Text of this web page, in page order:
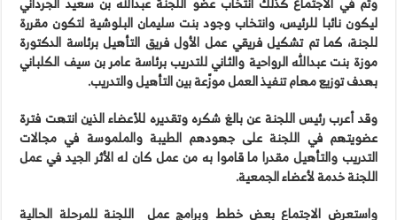
ليكون نائبا للرئيس، وانتخاب وجود بنت سليمان البلوشية لتكون مقررة
للجنة، كما تم تشكيل فريقي عمل الأول فريق التأهيل برئاسة الدكتورة
موزة بنت عبدالله الرواحية والثاني للتدريب برئاسة عامر بن سيف الكلباني
بهدف توزيع مهام تنفيذ العمل موزّعة بين التأهيل والتدريب.
وقد أعرب رئيس اللجنة عن بالغ شكره وتقديره للأعضاء الذين انتهت فترة
عضويتهم في اللجنة على جهودهم الطيبة والملموسة في مجالات
التدريب والتأهيل مقدرا ما قاموا به من عمل كان له الأثر الجيد في عمل
اللجنة خدمة لأعضاء الجمعية.
واستعرض الاجتماع بعض خطط وبرامج عمل اللجنة للمرحلة الحالية